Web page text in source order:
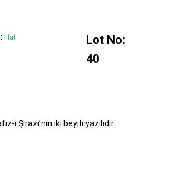
Hat
Lot No:
40
i Şirazi’nin iki beyiti yazılıdır.